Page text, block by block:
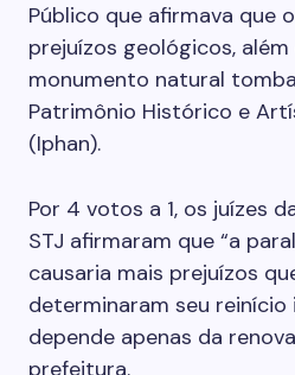
Público que afirmava que
prejuízos geológicos,
monumento natural
Patrimônio Histórico e
(Iphan).
Por 4 votos a 1, os juízes
STJ afirmaram que “a
causaria mais prejuízos
determinaram seu
depende apenas da